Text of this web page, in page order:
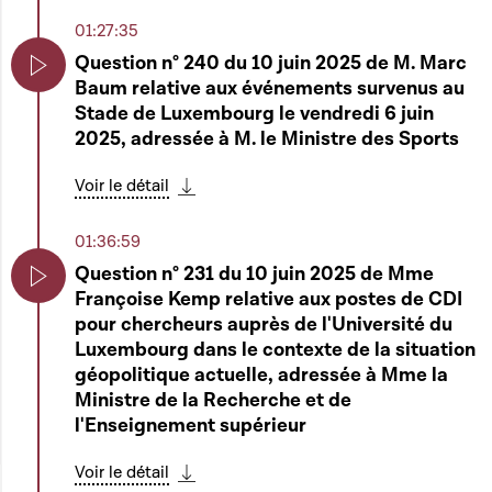
00:03:59
Ouverture de la séance publique
Télécharger cette séquence
Play
00:04:00
Ordre du jour
Télécharger cette séquence
00:04:10
Communications
Claude Wiseler
Télécharger cette séquence
Play
00:04:30
Heure d'actualité du groupe politique LSAP
01:27:35
Question n° 240 du 10 juin 2025 de M. Marc
Baum relative aux événements survenus au
Stade de Luxembourg le vendredi 6 juin
2025, adressée à M. le Ministre des Sports
Voir le détail
Play
01:36:59
Question n° 231 du 10 juin 2025 de Mme
Françoise Kemp relative aux postes de CDI
pour chercheurs auprès de l'Université du
Luxembourg dans le contexte de la situation
géopolitique actuelle, adressée à Mme la
Ministre de la Recherche et de
l'Enseignement supérieur
Voir le détail
Play